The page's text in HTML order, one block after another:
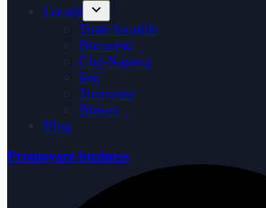
Locații
Toate locațiile
București
Cluj-Napoca
Iași
Timișoara
Brașov
Blog
Promovare business